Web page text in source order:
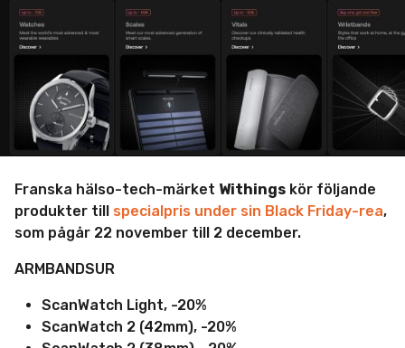
m
n
Franska hälso-tech-märket Withings kör följande
produkter till specialpris under sin Black Friday-rea,
som pågår 22 november till 2 december.
ARMBANDSUR
ScanWatch Light, -20%
ScanWatch 2 (42mm), -20%